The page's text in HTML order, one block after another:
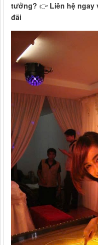
tưởng? 👉 Liên hệ
đãi